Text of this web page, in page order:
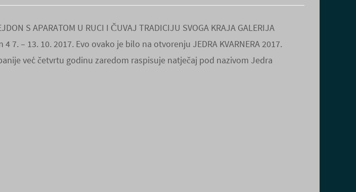
S APARATOM U RUCI I ČUVAJ TRADICIJU SVOGA KRAJA GALERIJA
7. – 13. 10. 2017. Evo ovako je bilo na otvorenju JEDRA KVARNERA 2017.
već četvrtu godinu zaredom raspisuje natječaj pod nazivom Jedra